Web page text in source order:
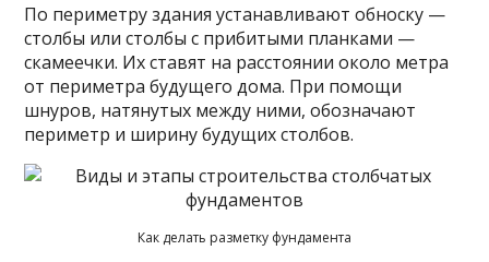
По периметру здания устанавливают обноску —
столбы или столбы с прибитыми планками —
скамеечки. Их ставят на расстоянии около метра
от периметра будущего дома. При помощи
шнуров, натянутых между ними, обозначают
периметр и ширину будущих столбов.
Как делать разметку фундамента